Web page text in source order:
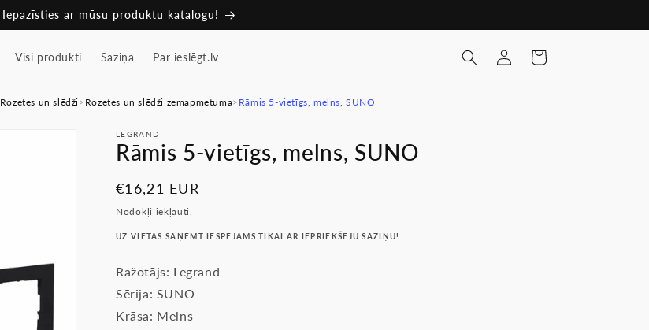
Iepazīsties ar mūsu produktu katalogu!
Visi produkti Saziņa Par ieslēgt.lv Pieslēgties Ratiņi
Rozetes un slēdži > Rozetes un slēdži zemapmetuma> Rāmis 5-vietīgs, melns, SUNO
LEGRAND
Rāmis 5-vietīgs, melns, SUNO
Parastā
cena
€16,21 EUR
Nodokļi iekļauti.
UZ VIETAS SAŅEMT IESPĒJAMS TIKAI AR IEPRIEKŠĒJU SAZIŅU!
Ražotājs: Legrand
Sērija: SUNO
Krāsa: Melns